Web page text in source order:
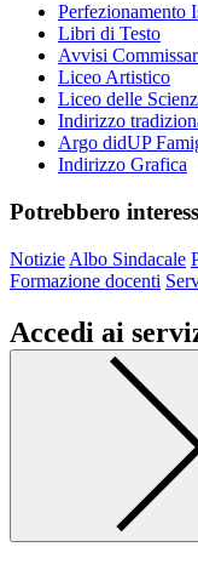
Perfezionamento
Libri di Testo
Avvisi
Liceo Artistico
Liceo delle
Indirizzo
Argo didUP
Indirizzo Grafica
Potrebbero
Notizie Albo Sindacale
Formazione docenti
Accedi ai